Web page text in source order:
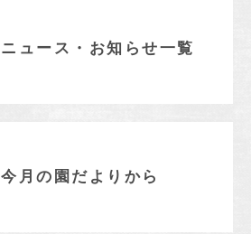
ニュース・お知らせ一覧
今月の園だよりから